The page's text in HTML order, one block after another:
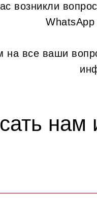
возникли
на все ваши
нам